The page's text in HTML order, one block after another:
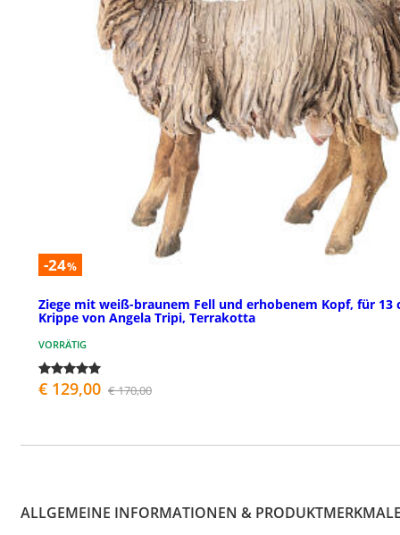
-24%
Ziege mit weiß-braunem Fell und erhobenem Kopf, für 13
Krippe von Angela Tripi, Terrakotta
VORRÄTIG
€ 129,00 € 170,00
ALLGEMEINE INFORMATIONEN &